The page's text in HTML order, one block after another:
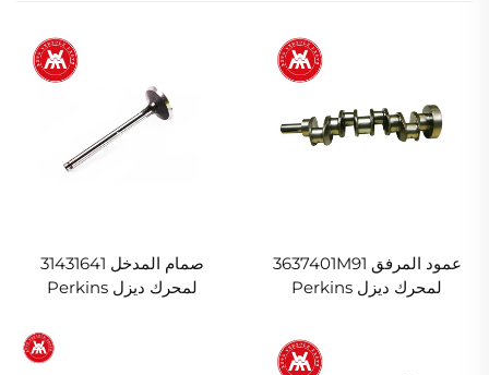
عمود المرفق 3637401M91
لمحرك ديزل Perkins
صمام المدخل 31431641
لمحرك ديزل Perkins